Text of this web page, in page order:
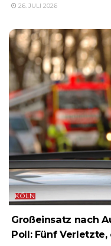
26. JULI 2026
KÖLN
Großeinsatz nach
Poll: Fünf